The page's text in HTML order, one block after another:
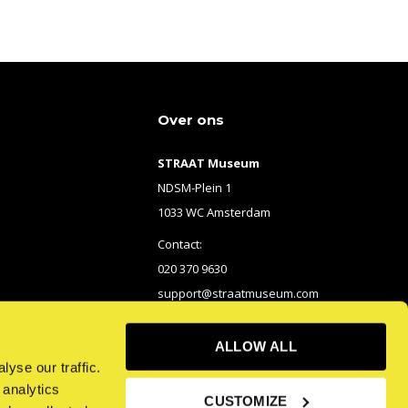
our traffic.
ALLOW ALL
CUSTOMIZE
Over ons
STRAAT Museum
NDSM-Plein 1
1033 WC Amsterdam
Contact:
020 370 9630
support@straatmuseum.com